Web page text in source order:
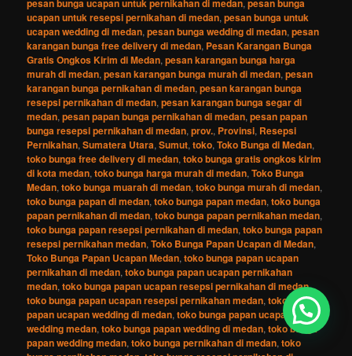
pesan bunga ucapan untuk pernikahan di medan,pesan bunga
ucapan untuk resepsi pernikahan di medan,pesan bunga untuk
ucapan wedding di medan,pesan bunga wedding di medan,pesan
karangan bunga free delivery di medan, Pesan Karangan Bunga
Gratis Ongkos Kirim di Medan,pesan karangan bunga harga
murah di medan,pesan karangan bunga murah di medan,pesan
karangan bunga pernikahan di medan,pesan karangan bunga
resepsi pernikahan di medan,pesan karangan bunga segar di
medan,pesan papan bunga pernikahan di medan,pesan papan
bunga resepsi pernikahan di medan,prov., Provinsi, Resepsi
Pernikahan,Sumatera Utara,Sumut,toko,Toko Bunga di Medan,
toko bunga free delivery di medan,toko bunga gratis ongkos kirim
di kota medan,toko bunga harga murah di medan,Toko Bunga
Medan,toko bunga muarah di medan,toko bunga murah di medan,
toko bunga papan di medan,toko bunga papan medan,toko bunga
papan pernikahan di medan,toko bunga papan pernikahan medan,
toko bunga papan resepsi pernikahan di medan,toko bunga papan
resepsi pernikahan medan,Toko Bunga Papan Ucapan di Medan,
Toko Bunga Papan Ucapan Medan,toko bunga papan ucapan
pernikahan di medan,toko bunga papan ucapan pernikahan
medan,toko bunga papan ucapan resepsi pernikahan di medan,
toko bunga papan ucapan resepsi pernikahan medan,toko bunga
papan ucapan wedding di medan,toko bunga papan ucapan
wedding medan,toko bunga papan wedding di medan,toko bunga
papan wedding medan,toko bunga pernikahan di medan,toko